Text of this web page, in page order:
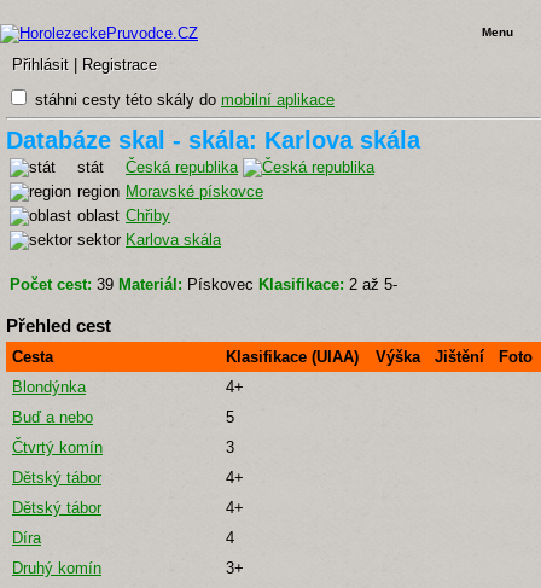
Přihlásit Registrace
Menu
stáhni cesty této skály do mobilní aplikace
Databáze skal - skála: Karlova skála
stát
Česká republika
region Moravské pískovce
oblast Chřiby
sektor Karlova skála
Počet cest: 39 Materiál: Pískovec Klasifikace: 2 až 5-
Přehled cest
Cesta Klasifikace (UIAA) Výška Jištění
Foto
Blondýnka
4+
Buď a nebo
5
Čtvrtý komín
3
Dětský tábor
4+
Dětský tábor
4+
Díra
4
Druhý komín
3+